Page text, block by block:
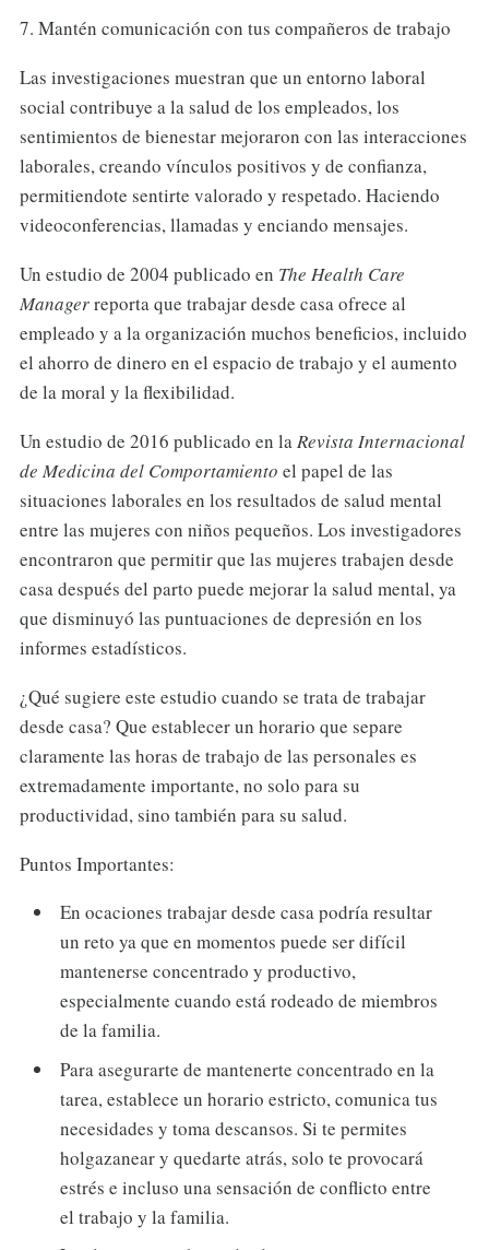
7. Mantén comunicación con tus compañeros de trabajo
Las investigaciones muestran que un entorno laboral
social contribuye a la salud de los empleados, los
sentimientos de bienestar mejoraron con las interacciones
laborales, creando vínculos positivos y de confianza,
permitiendote sentirte valorado y respetado. Haciendo
videoconferencias, llamadas y enciando mensajes.
Un estudio de 2004 publicado en The Health Care
Managerreportaque trabajar desde casa ofrece al
empleado y a la organización muchos beneficios, incluido
el ahorro de dinero en el espacio de trabajo y el aumento
de la moral y la flexibilidad.
Un estudio de 2016 publicado en laRevista Internacional
de Medicina del Comportamiento el papel de las
situaciones laborales en los resultados de salud mental
entre las mujeres con niños pequeños. Los investigadores
encontraron que permitir que las mujeres trabajen desde
casa después del parto puede mejorar la salud mental, ya
que disminuyó las puntuaciones de depresión en los
informes estadísticos.
¿Qué sugiere este estudio cuando se trata de trabajar
desde casa? Que establecer un horario que separe
claramente las horas de trabajo de las personales es
extremadamente importante, no solo para su
productividad, sino también para su salud.
Puntos Importantes:
En ocaciones trabajar desde casa podría resultar
un reto ya que en momentos puede ser difícil
mantenerse concentrado y productivo,
especialmente cuando está rodeado de miembros
de la familia.
Para asegurarte de mantenerte concentrado en la
tarea, establece un horario estricto, comunica tus
necesidades y toma descansos. Si te permites
holgazanear y quedarte atrás, solo te provocará
estrés e incluso una sensación de conflicto entre
el trabajo y la familia.